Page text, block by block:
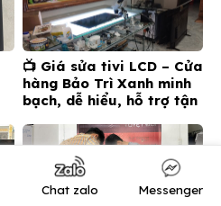
📺 Giá sửa tivi LCD – Cửa
hàng Bảo Trì Xanh minh
bạch, dễ hiểu, hỗ trợ tận
Chat zalo Messenger